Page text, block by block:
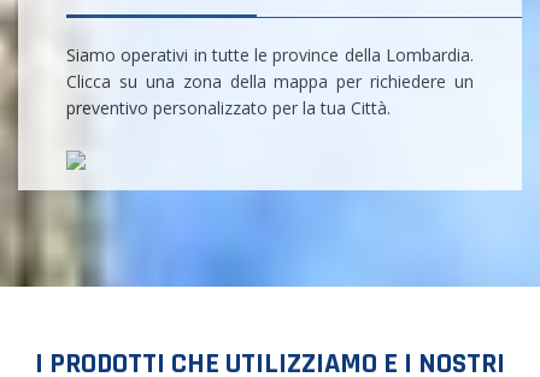
Siamo operativi in tutte le province della Lombardia.
Clicca su una zona della mappa per richiedere un
preventivo personalizzato per la tua Città.
I PRODOTTI CHE UTILIZZIAMO E I NOSTRI